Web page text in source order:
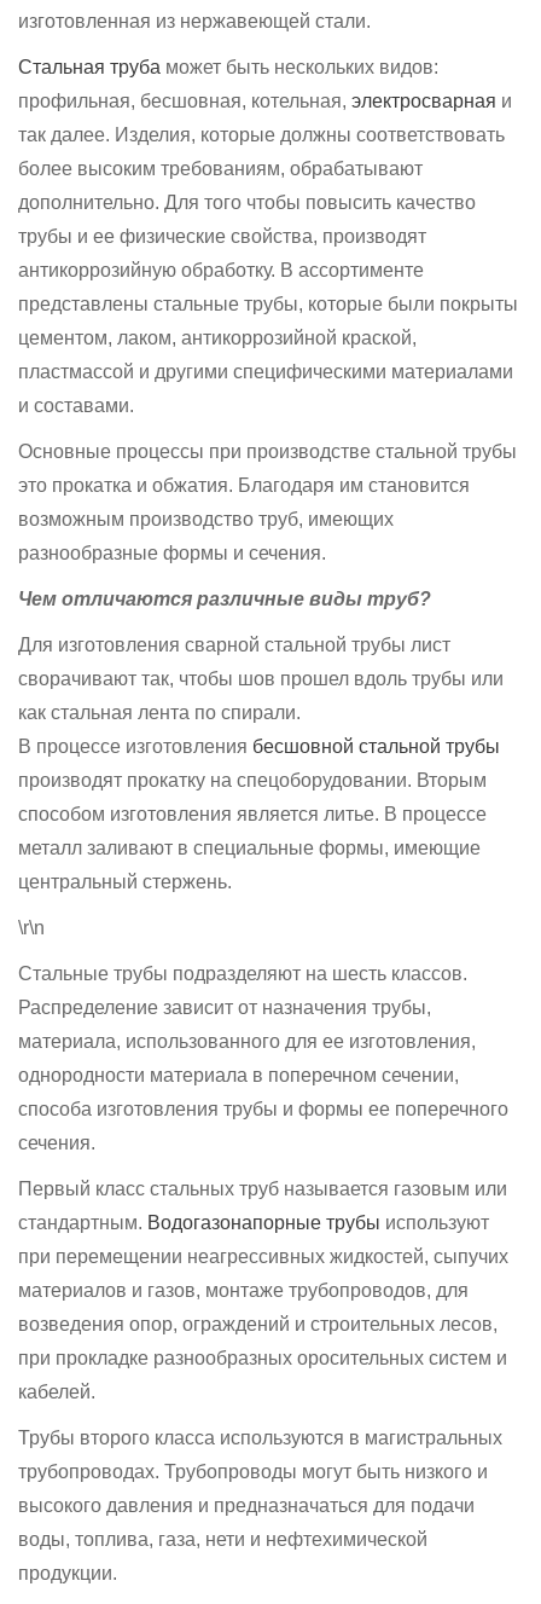
изготовленная из нержавеющей стали.
Стальная труба может быть нескольких видов:
профильная, бесшовная, котельная, электросварная и
так далее. Изделия, которые должны соответствовать
более высоким требованиям, обрабатывают
дополнительно. Для того чтобы повысить качество
трубы и ее физические свойства, производят
антикоррозийную обработку. В ассортименте
представлены стальные трубы, которые были покрыты
цементом, лаком, антикоррозийной краской,
пластмассой и другими специфическими материалами
и составами.
Основные процессы при производстве стальной трубы
это прокатка и обжатия. Благодаря им становится
возможным производство труб, имеющих
разнообразные формы и сечения.
Чем отличаются различные виды труб?
Для изготовления сварной стальной трубы лист
сворачивают так, чтобы шов прошел вдоль трубы или
как стальная лента по спирали.
В процессе изготовления бесшовной стальной трубы
производят прокатку на спецоборудовании. Вторым
способом изготовления является литье. В процессе
металл заливают в специальные формы, имеющие
центральный стержень.
\r\n
Стальные трубы подразделяют на шесть классов.
Распределение зависит от назначения трубы,
материала, использованного для ее изготовления,
однородности материала в поперечном сечении,
способа изготовления трубы и формы ее поперечного
сечения.
Первый класс стальных труб называется газовым или
стандартным. Водогазонапорные трубы используют
при перемещении неагрессивных жидкостей, сыпучих
материалов и газов, монтаже трубопроводов, для
возведения опор, ограждений и строительных лесов,
при прокладке разнообразных оросительных систем и
кабелей.
Трубы второго класса используются в магистральных
трубопроводах. Трубопроводы могут быть низкого и
высокого давления и предназначаться для подачи
воды, топлива, газа, нети и нефтехимической
продукции.